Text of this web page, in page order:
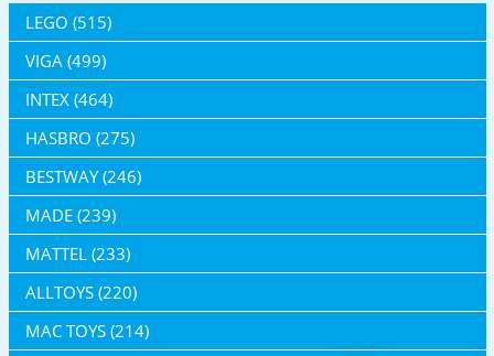
LEGO (515)
VIGA (499)
INTEX (464)
HASBRO (275)
BESTWAY (246)
MADE (239)
MATTEL (233)
ALLTOYS (220)
MAC TOYS (214)